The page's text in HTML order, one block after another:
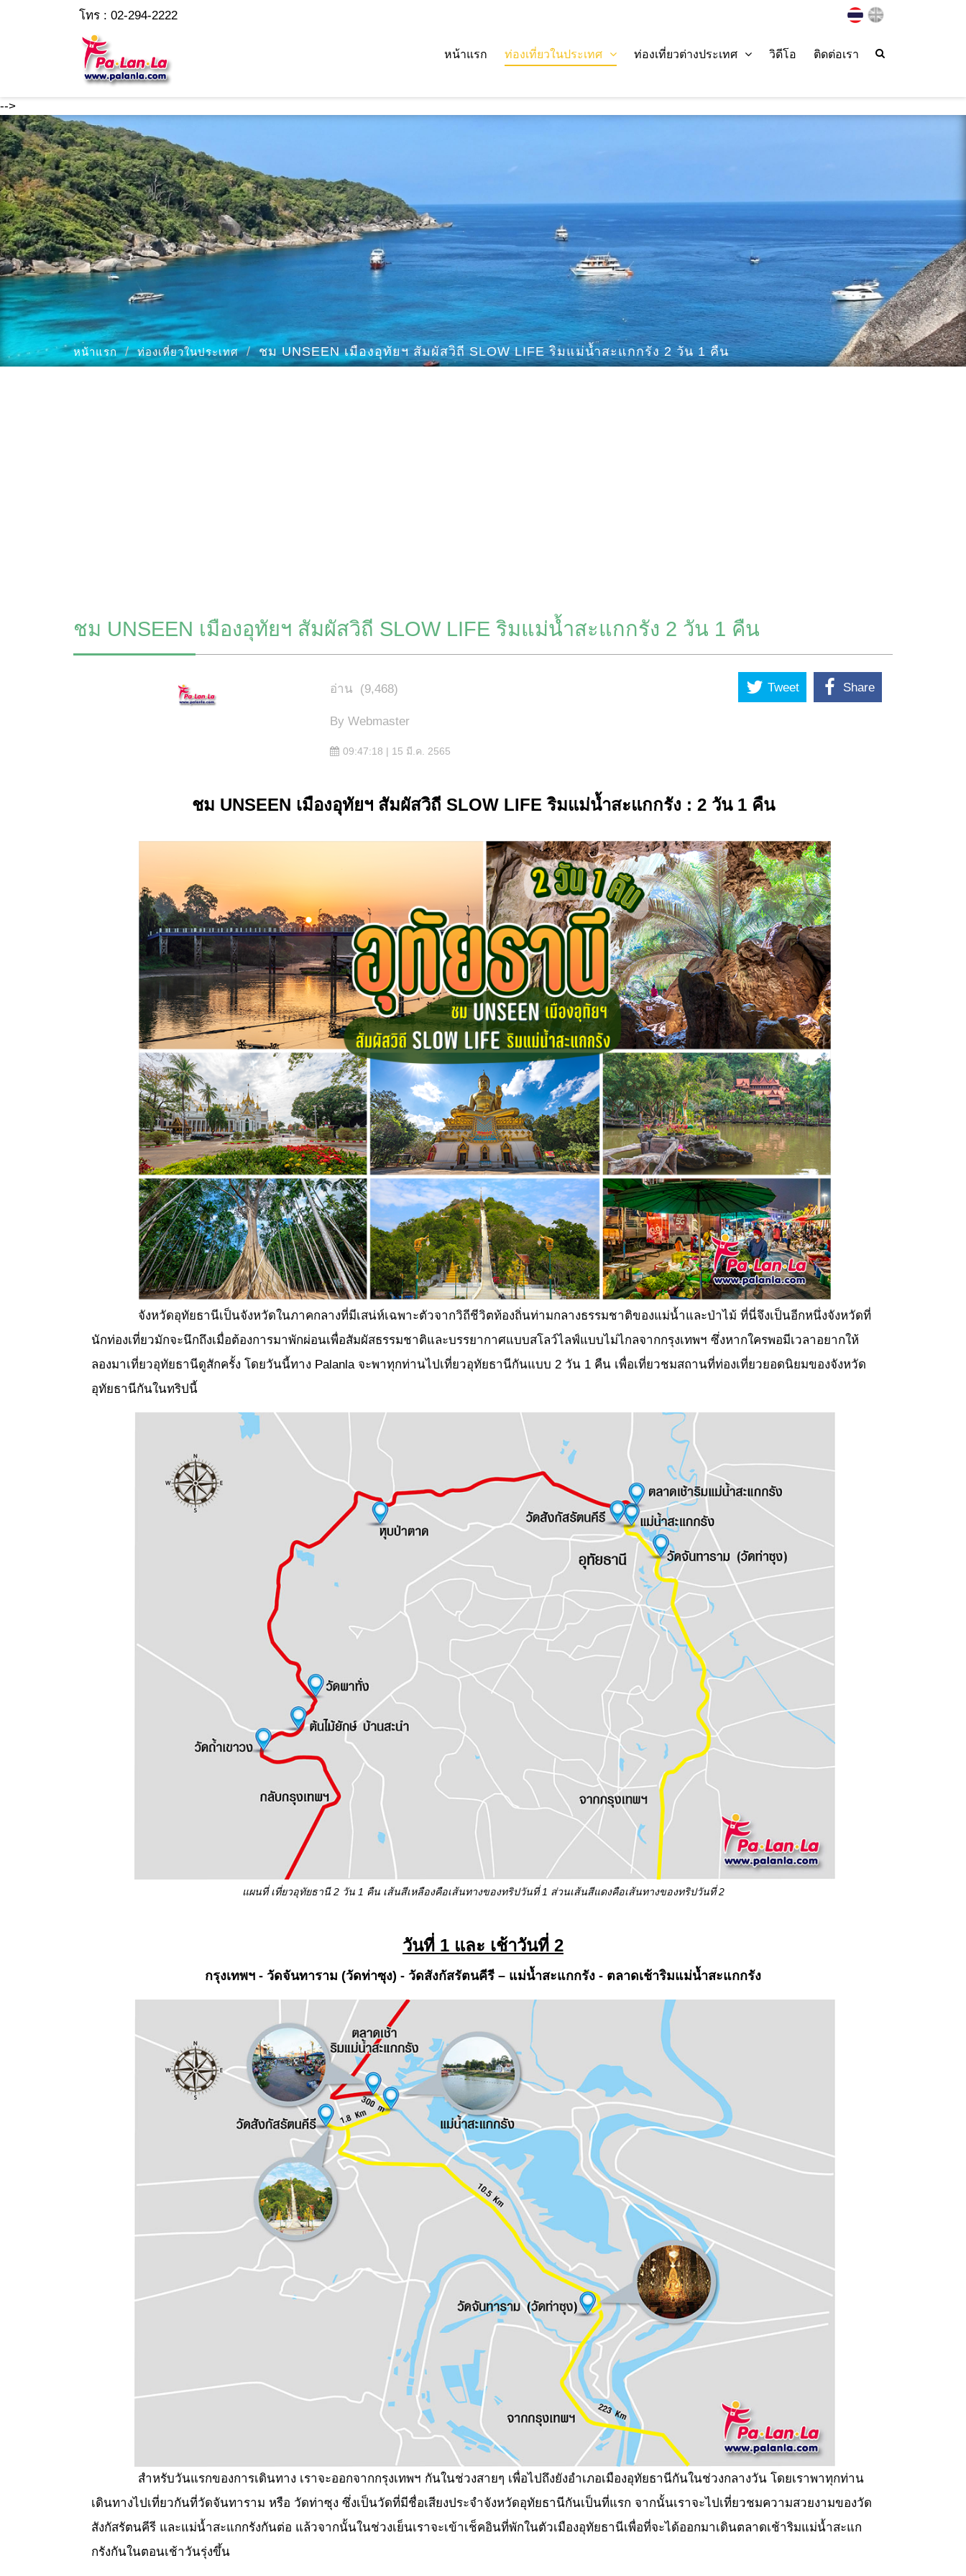
-->
โทร : 02-294-2222
หน้าแรก ท่องเที่ยวในประเทศ ท่องเที่ยวต่างประเทศ วิดีโอ ติดต่อเรา
หน้าแรก ท่องเที่ยวในประเทศ ชม UNSEEN เมืองอุทัยฯ สัมผัสวิถี SLOW LIFE ริมแม่น้ำสะแกกรัง 2 วัน 1 คืน
ชม UNSEEN เมืองอุทัยฯ สัมผัสวิถี SLOW LIFE ริมแม่น้ำสะแกกรัง 2 วัน 1 คืน
อ่าน (9,468)
By Webmaster
09:47:18 | 15 มี.ค. 2565
Tweet Share
ชม UNSEEN เมืองอุทัยฯ สัมผัสวิถี SLOW LIFE ริมแม่น้ำสะแกกรัง : 2 วัน 1 คืน
จังหวัดอุทัยธานีเป็นจังหวัดในภาคกลางที่มีเสน่ห์เฉพาะตัวจากวิถีชีวิตท้องถิ่นท่ามกลางธรรมชาติของแม่น้ำและป่าไม้ ที่นี่จึงเป็นอีกหนึ่งจังหวัดที่
นักท่องเที่ยวมักจะนึกถึงเมื่อต้องการมาพักผ่อนเพื่อสัมผัสธรรมชาติและบรรยากาศแบบสโลว์ไลฟ์แบบไม่ไกลจากกรุงเทพฯ ซึ่งหากใครพอมีเวลาอยากให้
ลองมาเที่ยวอุทัยธานีดูสักครั้ง โดยวันนี้ทาง Palanla จะพาทุกท่านไปเที่ยวอุทัยธานีกันแบบ 2 วัน 1 คืน เพื่อเที่ยวชมสถานที่ท่องเที่ยวยอดนิยมของจังหวัด
อุทัยธานีกันในทริปนี้
แผนที่ เที่ยวอุทัยธานี2 วัน 1 คืน เส้นสีเหลืองคือเส้นทางของทริปวันที่ 1 ส่วนเส้นสีแดงคือเส้นทางของทริปวันที่ 2
วันที่ 1 และ เช้าวันที่ 2
กรุงเทพฯ - วัดจันทาราม (วัดท่าซุง) - วัดสังกัสรัตนคีรี – แม่น้ำสะแกกรัง - ตลาดเช้าริมแม่น้ำสะแกกรัง
สำหรับวันแรกของการเดินทาง เราจะออกจากกรุงเทพฯ กันในช่วงสายๆ เพื่อไปถึงยังอำเภอเมืองอุทัยธานีกันในช่วงกลางวัน โดยเราพาทุกท่าน
เดินทางไปเที่ยวกันที่วัดจันทาราม หรือ วัดท่าซุง ซึ่งเป็นวัดที่มีชื่อเสียงประจำจังหวัดอุทัยธานีกันเป็นที่แรก จากนั้นเราจะไปเที่ยวชมความสวยงามของวัด
สังกัสรัตนคีรี และแม่น้ำสะแกกรังกันต่อ แล้วจากนั้นในช่วงเย็นเราจะเข้าเช็คอินที่พักในตัวเมืองอุทัยธานีเพื่อที่จะได้ออกมาเดินตลาดเช้าริมแม่น้ำสะแก
กรังกันในตอนเช้าวันรุ่งขึ้น